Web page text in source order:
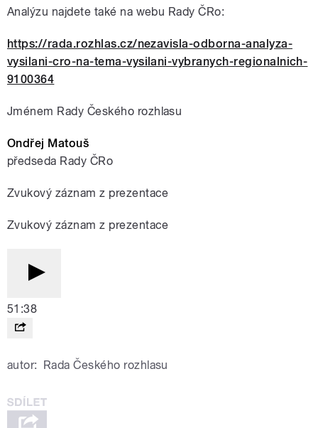
Analýzu najdete také na webu Rady ČRo:
https://rada.rozhlas.cz/nezavisla-odborna-analyza-
vysilani-cro-na-tema-vysilani-vybranych-regionalnich-
9100364
Jménem Rady Českého rozhlasu
Ondřej Matouš
předseda Rady ČRo
Zvukový záznam z prezentace
Zvukový záznam z prezentace
51:38
autor: Rada Českého rozhlasu